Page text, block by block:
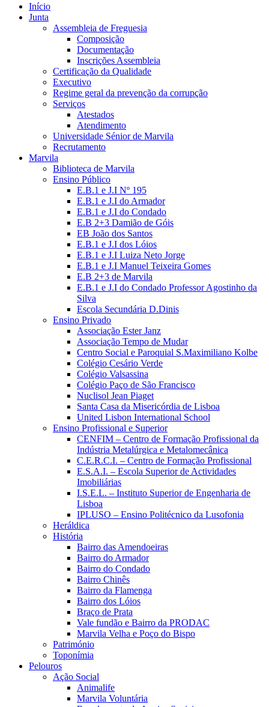
Início
Junta
Assembleia de Freguesia
Composição
Documentação
Inscrições Assembleia
Certificação da Qualidade
Executivo
Regime geral da prevenção da corrupção
Serviços
Atestados
Atendimento
Universidade Sénior de Marvila
Recrutamento
Marvila
Biblioteca de Marvila
Ensino Público
E.B.1 e J.I Nº 195
E.B.1 e J.I do Armador
E.B.1 e J.I do Condado
E.B 2+3 Damião de Góis
EB João dos Santos
E.B.1 e J.I dos Lóios
E.B.1 e J.I Luiza Neto Jorge
E.B.1 e J.I Manuel Teixeira Gomes
E.B 2+3 de Marvila
E.B.1 e J.I do Condado Professor Agostinho da
Silva
Escola Secundária D.Dinis
Ensino Privado
Associação Ester Janz
Associação Tempo de Mudar
Centro Social e Paroquial S.Maximiliano Kolbe
Colégio Cesário Verde
Colégio Valsassina
Colégio Paço de São Francisco
Nuclisol Jean Piaget
Santa Casa da Misericórdia de Lisboa
United Lisbon International School
Ensino Profissional e Superior
CENFIM – Centro de Formação Profissional da
Indústria Metalúrgica e Metalomecânica
C.E.R.C.I. – Centro de Formação Profissional
E.S.A.I. – Escola Superior de Actividades
Imobiliárias
I.S.E.L. – Instituto Superior de Engenharia de
Lisboa
IPLUSO – Ensino Politécnico da Lusofonia
Heráldica
História
Bairro das Amendoeiras
Bairro do Armador
Bairro do Condado
Bairro Chinês
Bairro da Flamenga
Bairro dos Lóios
Braço de Prata
Vale fundão e Bairro da PRODAC
Marvila Velha e Poço do Bispo
Património
Toponímia
Pelouros
Ação Social
Animalife
Marvila Voluntária